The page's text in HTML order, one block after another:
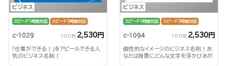
ビジネス
スピード1時間対応 スピード3時間対応
c-1029 100枚 2,530円
「仕事ができる！」をアピールできる人
気のビジネス名刺！
ビジネス
スピード1時間対応 スピード3時間対応
c-1094 100枚 2,530円
個性的なイメージのビジネス名刺！あ
なたは背景にどんな文字を浮かびあが